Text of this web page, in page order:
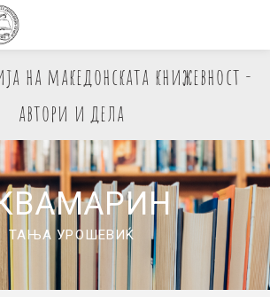
на македонската книжевност -
автори и дела
ТАЊА УРОШЕВИЌ